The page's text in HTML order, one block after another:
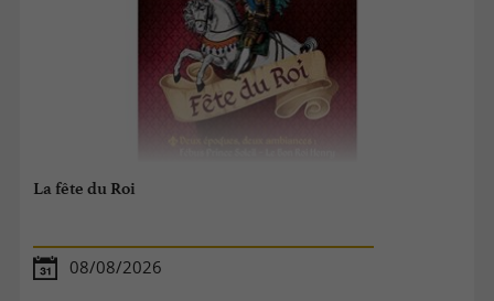
La fête du Roi
08/08/2026